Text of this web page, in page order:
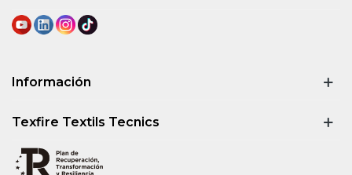
Información
Texfire Textils Tecnics